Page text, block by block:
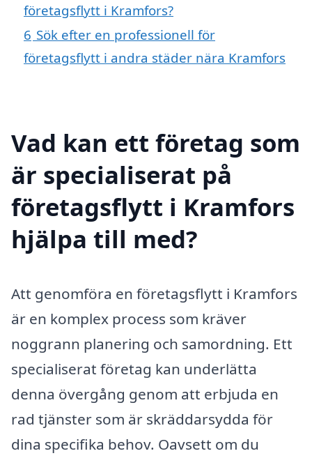
företagsflytt i Kramfors?
6 Sök efter en professionell för
företagsflytt i andra städer nära Kramfors
Vad kan ett företag som
är specialiserat på
företagsflytt i Kramfors
hjälpa till med?
Att genomföra en företagsflytt i Kramfors
är en komplex process som kräver
noggrann planering och samordning. Ett
specialiserat företag kan underlätta
denna övergång genom att erbjuda en
rad tjänster som är skräddarsydda för
dina specifika behov. Oavsett om du